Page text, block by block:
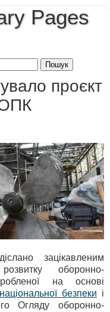
Pages
проєкт
ОПК
зацікавленим
оборонно-
на основі
безпеки і
Огляду оборонно-